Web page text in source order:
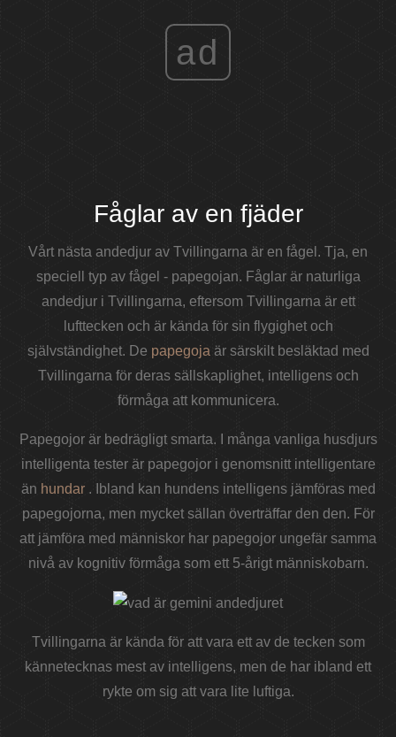
ad
Fåglar av en fjäder
Vårt nästa andedjur av Tvillingarna är en fågel. Tja, en
speciell typ av fågel - papegojan. Fåglar är naturliga
andedjur i Tvillingarna, eftersom Tvillingarna är ett
lufttecken och är kända för sin flygighet och
självständighet. De papegojaär särskilt besläktad med
Tvillingarna för deras sällskaplighet, intelligens och
förmåga att kommunicera.
Papegojor är bedrägligt smarta. I många vanliga husdjurs
intelligenta tester är papegojor i genomsnitt intelligentare
än hundar. Ibland kan hundens intelligens jämföras med
papegojorna, men mycket sällan överträffar den den. För
att jämföra med människor har papegojor ungefär samma
nivå av kognitiv förmåga som ett 5-årigt människobarn.
Tvillingarna är kända för att vara ett av de tecken som
kännetecknas mest av intelligens, men de har ibland ett
rykte om sig att vara lite luftiga.